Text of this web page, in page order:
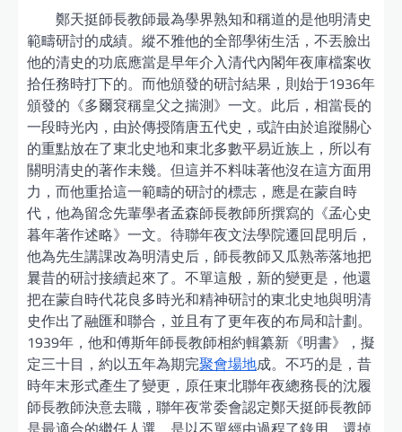
鄭天挺師長教師最為學界熟知和稱道的是他明清史
範疇研討的成績。縱不雅他的全部學術生活，不丟臉出
他的清史的功底應當是早年介入清代內閣年夜庫檔案收
拾任務時打下的。而他頒發的研討結果，則始于1936年
頒發的《多爾袞稱皇父之揣測》一文。此后，相當長的
一段時光內，由於傳授隋唐五代史，或許由於追蹤關心
的重點放在了東北史地和東北多數平易近族上，所以有
關明清史的著作未幾。但這并不料味著他沒在這方面用
力，而他重拾這一範疇的研討的標志，應是在蒙自時
代，他為留念先輩學者孟森師長教師所撰寫的《孟心史
暮年著作述略》一文。待聯年夜文法學院遷回昆明后，
他為先生講課改為明清史后，師長教師又瓜熟蒂落地把
曩昔的研討接續起來了。不單這般，新的變更是，他還
把在蒙自時代花良多時光和精神研討的東北史地與明清
史作出了融匯和聯合，並且有了更年夜的布局和計劃。
1939年，他和傅斯年師長教師相約輯纂新《明書》，擬
定三十目，約以五年為期完聚會場地成。不巧的是，昔
時年末形式產生了變更，原任東北聯年夜總務長的沈履
師長教師決意去職，聯年夜常委會認定鄭天挺師長教師